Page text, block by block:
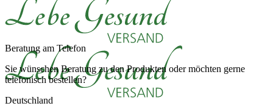
Beratung am Telefon
Sie wünschen Beratung zu den Produkten oder möchten gerne
telefonisch bestellen?
Deutschland